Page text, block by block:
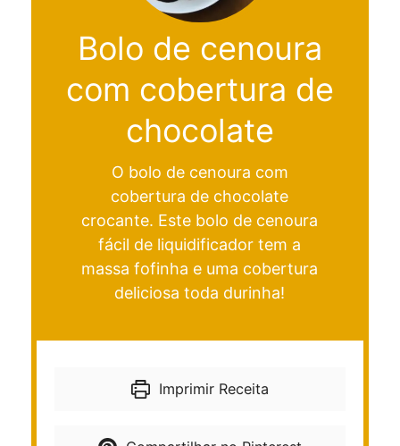
Bolo de cenoura
com cobertura de
chocolate
O bolo de cenoura com
cobertura de chocolate
crocante. Este bolo de cenoura
fácil de liquidificador tem a
massa fofinha e uma cobertura
deliciosa toda durinha!
Imprimir Receita